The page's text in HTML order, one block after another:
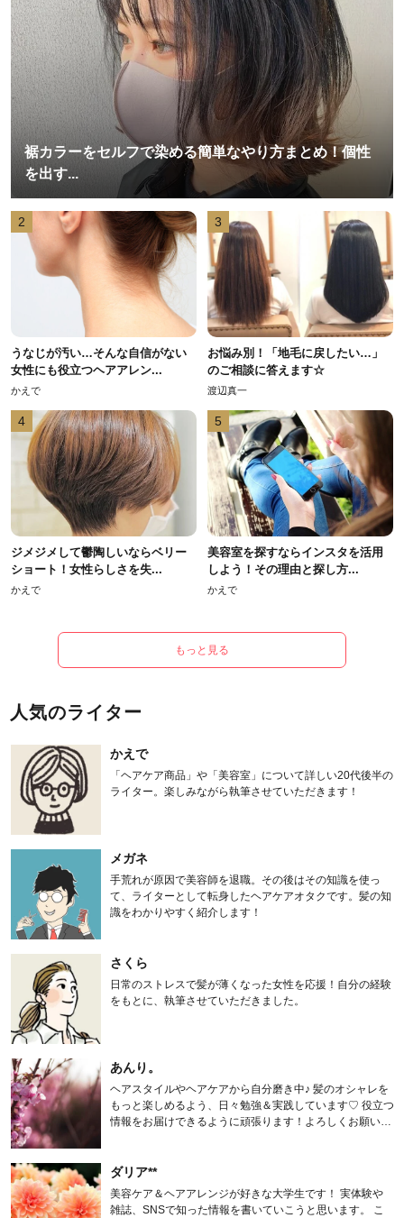
裾カラーをセルフで染める簡単なやり方まとめ！個性
を出す...
2
うなじが汚い…そんな自信がない
女性にも役立つヘアアレン...
かえで
3
お悩み別！「地毛に戻したい…」
のご相談に答えます☆
渡辺真一
4
ジメジメして鬱陶しいならベリー
ショート！女性らしさを失...
かえで
5
美容室を探すならインスタを活用
しよう！その理由と探し方...
かえで
もっと見る
人気のライター
かえで
「ヘアケア商品」や「美容室」について詳しい20代後半の
ライター。楽しみながら執筆させていただきます！
メガネ
手荒れが原因で美容師を退職。その後はその知識を使っ
て、ライターとして転身したヘアケアオタクです。髪の知
識をわかりやすく紹介します！
さくら
日常のストレスで髪が薄くなった女性を応援！自分の経験
をもとに、執筆させていただきました。
あんり。
ヘアスタイルやヘアケアから自分磨き中♪ 髪のオシャレを
もっと楽しめるよう、日々勉強＆実践しています♡ 役立つ
情報をお届けできるように頑張ります！よろしくお願いし
ダリア**
美容ケア＆ヘアアレンジが好きな大学生です！ 実体験や
雑誌、SNSで知った情報を書いていこうと思います。 こ